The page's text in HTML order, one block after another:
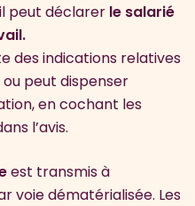
peut déclarer le salarié
des indications relatives
peut dispenser
en cochant les
l’avis.
est transmis à
voie dématérialisée. Les